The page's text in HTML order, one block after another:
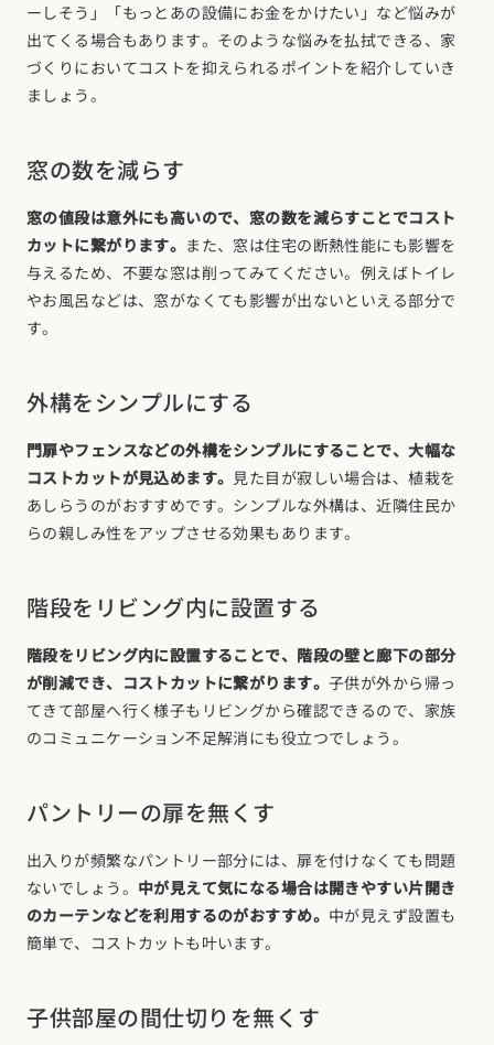
ーしそう」「もっとあの設備にお金をかけたい」など悩みが
出てくる場合もあります。そのような悩みを払拭できる、家
づくりにおいてコストを抑えられるポイントを紹介していき
ましょう。
窓の数を減らす
窓の値段は意外にも高いので、窓の数を減らすことでコスト
カットに繋がります。 また、窓は住宅の断熱性能にも影響を
与えるため、不要な窓は削ってみてください。例えばトイレ
やお風呂などは、窓がなくても影響が出ないといえる部分で
す。
外構をシンプルにする
門扉やフェンスなどの外構をシンプルにすることで、大幅な
コストカットが見込めます。 見た目が寂しい場合は、植栽を
あしらうのがおすすめです。シンプルな外構は、近隣住民か
らの親しみ性をアップさせる効果もあります。
階段をリビング内に設置する
階段をリビング内に設置することで、階段の壁と廊下の部分
が削減でき、コストカットに繋がります。 子供が外から帰っ
てきて部屋へ行く様子もリビングから確認できるので、家族
のコミュニケーション不足解消にも役立つでしょう。
パントリーの扉を無くす
出入りが頻繁なパントリー部分には、扉を付けなくても問題
ないでしょう。 中が見えて気になる場合は開きやすい片開き
のカーテンなどを利用するのがおすすめ。 中が見えず設置も
簡単で、コストカットも叶います。
子供部屋の間仕切りを無くす